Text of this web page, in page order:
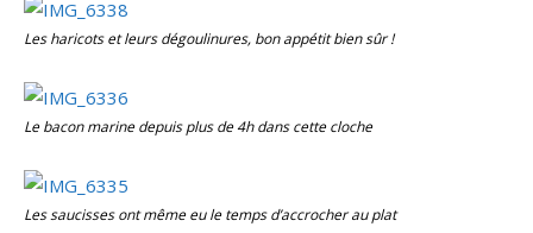
Les haricots et leurs dégoulinures, bon appétit bien sûr !
Le bacon marine depuis plus de 4h dans cette cloche
Les saucisses ont même eu le temps d’accrocher au plat